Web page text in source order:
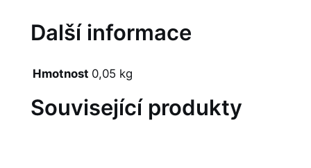
Další informace
Hmotnost 0,05 kg
Související produkty